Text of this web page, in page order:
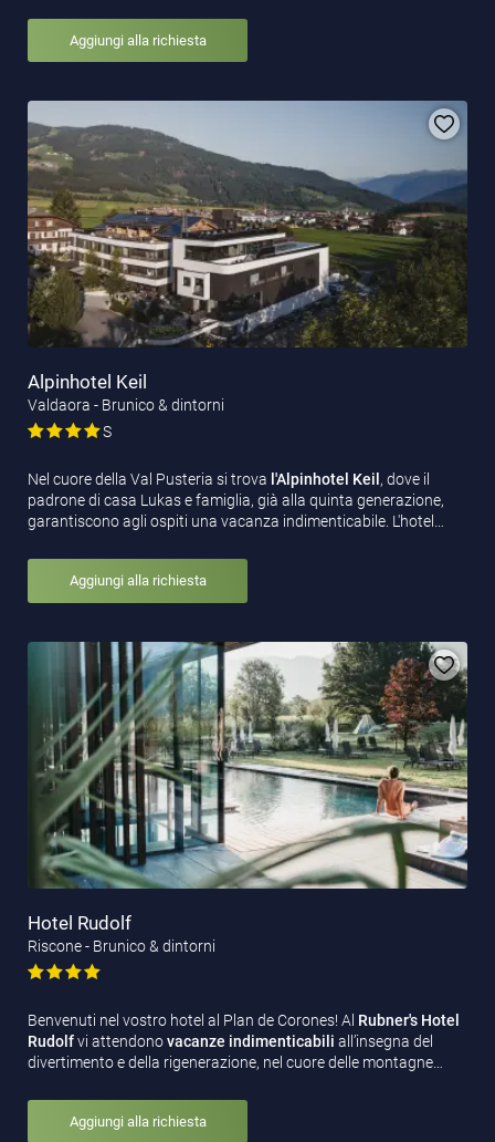
Aggiungi alla richiesta
Alpinhotel Keil
Valdaora - Brunico & dintorni
S
Nel cuore della Val Pusteria si trova l'Alpinhotel Keil , dove il
padrone di casa Lukas e famiglia, già alla quinta generazione,
garantiscono agli ospiti una vacanza indimenticabile. L'hotel…
Aggiungi alla richiesta
Hotel Rudolf
Riscone - Brunico & dintorni
Benvenuti nel vostro hotel al Plan de Corones! Al Rubner's Hotel
Rudolfvi attendonovacanze indimenticabili all’insegna del
divertimento e della rigenerazione, nel cuore delle montagne…
Aggiungi alla richiesta